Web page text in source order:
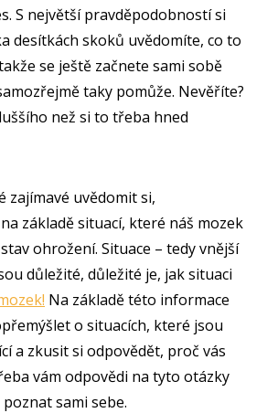
S největší pravděpodobností si
desítkách skoků uvědomíte, co to
se ještě začnete sami sobě
taky pomůže. Nevěříte?
než si to třeba hned
zajímavé uvědomit si,
základě situací, které náš mozek
ohrožení. Situace – tedy vnější
důležité, důležité je, jak situaci
Na základě této informace
o situacích, které jsou
a zkusit si odpovědět, proč vás
vám odpovědi na tyto otázky
sami sebe.